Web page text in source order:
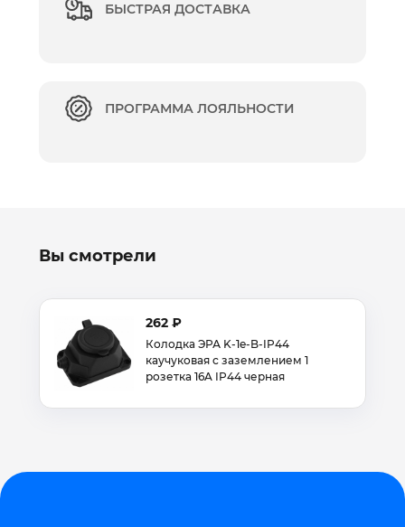
БЫСТРАЯ ДОСТАВКА
ПРОГРАММА ЛОЯЛЬНОСТИ
Вы смотрели
262 ₽
Колодка ЭРА K-1e-B-IP44
каучуковая с заземлением 1
розетка 16A IP44 черная